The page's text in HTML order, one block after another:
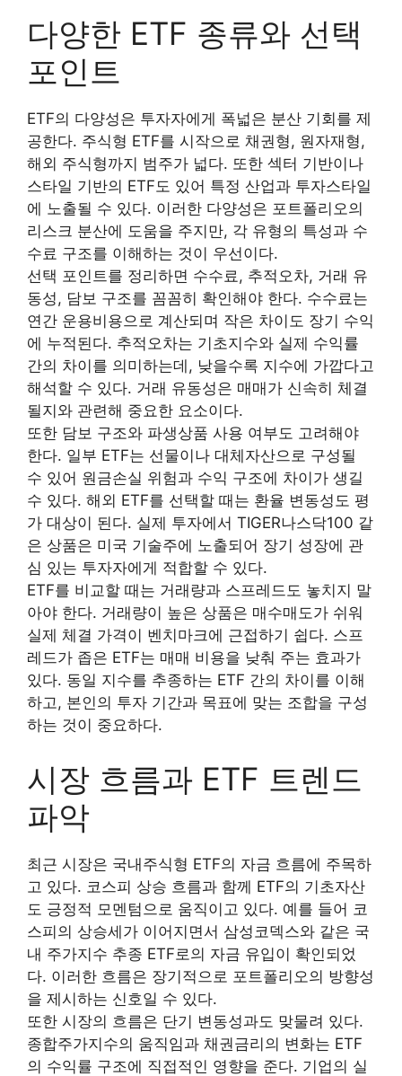
다양한 ETF 종류와 선택
포인트
ETF의 다양성은 투자자에게 폭넓은 분산 기회를 제
공한다. 주식형 ETF를 시작으로 채권형, 원자재형,
해외 주식형까지 범주가 넓다. 또한 섹터 기반이나
스타일 기반의 ETF도 있어 특정 산업과 투자스타일
에 노출될 수 있다. 이러한 다양성은 포트폴리오의
리스크 분산에 도움을 주지만, 각 유형의 특성과 수
수료 구조를 이해하는 것이 우선이다.
선택 포인트를 정리하면 수수료, 추적오차, 거래 유
동성, 담보 구조를 꼼꼼히 확인해야 한다. 수수료는
연간 운용비용으로 계산되며 작은 차이도 장기 수익
에 누적된다. 추적오차는 기초지수와 실제 수익률
간의 차이를 의미하는데, 낮을수록 지수에 가깝다고
해석할 수 있다. 거래 유동성은 매매가 신속히 체결
될지와 관련해 중요한 요소이다.
또한 담보 구조와 파생상품 사용 여부도 고려해야
한다. 일부 ETF는 선물이나 대체자산으로 구성될
수 있어 원금손실 위험과 수익 구조에 차이가 생길
수 있다. 해외 ETF를 선택할 때는 환율 변동성도 평
가 대상이 된다. 실제 투자에서 TIGER나스닥100 같
은 상품은 미국 기술주에 노출되어 장기 성장에 관
심 있는 투자자에게 적합할 수 있다.
ETF를 비교할 때는 거래량과 스프레드도 놓치지 말
아야 한다. 거래량이 높은 상품은 매수매도가 쉬워
실제 체결 가격이 벤치마크에 근접하기 쉽다. 스프
레드가 좁은 ETF는 매매 비용을 낮춰 주는 효과가
있다. 동일 지수를 추종하는 ETF 간의 차이를 이해
하고, 본인의 투자 기간과 목표에 맞는 조합을 구성
하는 것이 중요하다.
시장 흐름과 ETF 트렌드
파악
최근 시장은 국내주식형 ETF의 자금 흐름에 주목하
고 있다. 코스피 상승 흐름과 함께 ETF의 기초자산
도 긍정적 모멘텀으로 움직이고 있다. 예를 들어 코
스피의 상승세가 이어지면서 삼성코덱스와 같은 국
내 주가지수 추종 ETF로의 자금 유입이 확인되었
다. 이러한 흐름은 장기적으로 포트폴리오의 방향성
을 제시하는 신호일 수 있다.
또한 시장의 흐름은 단기 변동성과도 맞물려 있다.
종합주가지수의 움직임과 채권금리의 변화는 ETF
의 수익률 구조에 직접적인 영향을 준다. 기업의 실